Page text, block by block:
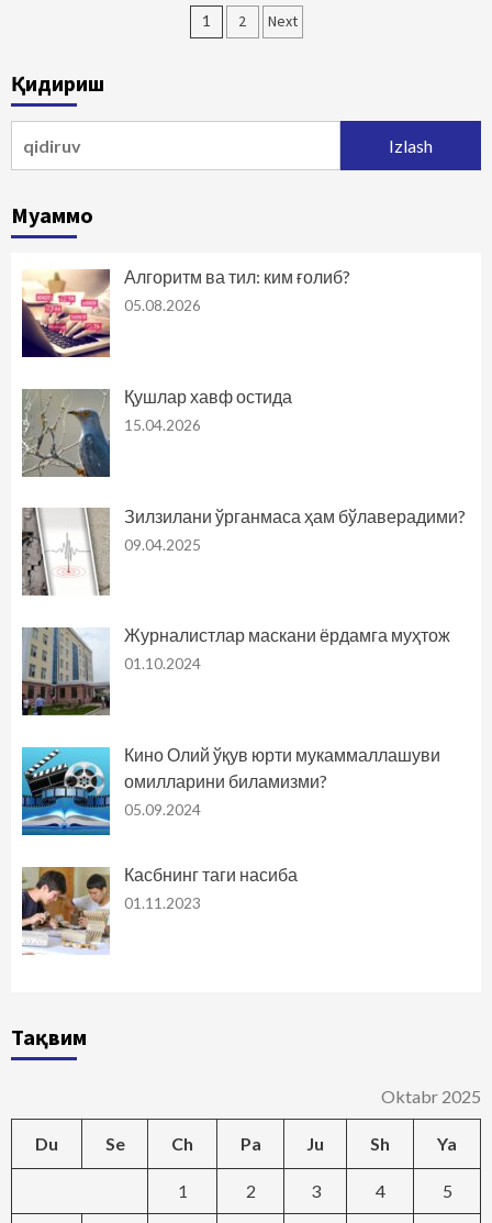
Maqolalar
1 2 Next
Қидириш
Муаммо
Алгоритм ва тил: ким ғолиб?
05.08.2026
Қушлар хавф остида
15.04.2026
Зилзилани ўрганмаса ҳам бўлаверадими?
09.04.2025
Журналистлар маскани ёрдамга муҳтож
01.10.2024
Кино Олий ўқув юрти мукаммаллашуви
омилларини биламизми?
05.09.2024
Касбнинг таги насиба
01.11.2023
Тақвим
Oktabr 2025
Du Se Ch Pa Ju Sh Ya
1 2 3 4 5